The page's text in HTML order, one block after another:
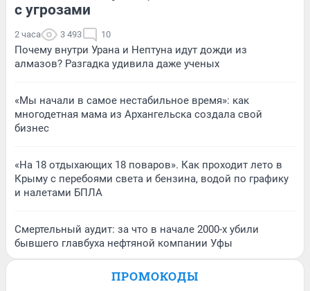
с угрозами
2 часа 3 493 10
Почему внутри Урана и Нептуна идут дожди из
алмазов? Разгадка удивила даже ученых
«Мы начали в самое нестабильное время»: как
многодетная мама из Архангельска создала свой
бизнес
«На 18 отдыхающих 18 поваров». Как проходит лето в
Крыму с перебоями света и бензина, водой по графику
и налетами БПЛА
Смертельный аудит: за что в начале 2000-х убили
бывшего главбуха нефтяной компании Уфы
ПРОМОКОДЫ